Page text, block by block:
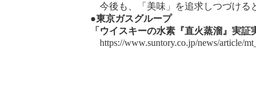
今後も、「美味」を追求しつづける
●東京ガスグループ
「ウイスキーの水素『直火蒸溜』実
https://www.suntory.co.jp/news/article/